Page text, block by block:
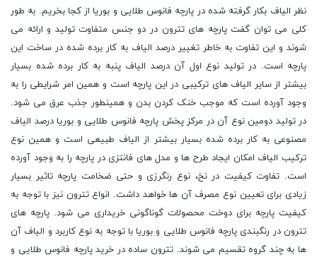
نظر الیاف بکار گرفته شده در پارچه فانوس طلایی و بوریا از کجا بخریم. به طور
کلی می توان گفت پارچه های تترون در دو جنس متفاوت تولید و ارائه می
شوند و این تفاوت به خاطر تغییر درصد الیاف به کار برده شده در ساخت این
پارچه است. در تولید نوع اول آن درصد الیاف پنبه به کار برده شده بسیار
بیشتر از سایر الیاف های ترکیبی در این پارچه است و همین امر شرایطی را به
وجود آورده است که موجب خنک کردن بدن و همینطور جذب عرق می شود.
در تولید دومین نوع آن در مرکز پخش پارچه فانوس طلایی و بوریا درصد الیاف
مصنوعی به کار برده شده بسیار بیشتر از الیاف طبیعی است و همین نوع
ترکیب الیاف امکان ایجاد طرح ها و مدل های فانتزی در پارچه را به وجود آورده
است. تفاوت کیفیت در نخ، نوع رنگرزی و حتی ضخامت پارچه تاثیر بسیار
زیادی برای تعیین نوع مصرف آن ها خواهد داشت. انواع تترون نیز با توجه به
کیفیت پارچه برای دوخت محصولات گوناگونی خریداری می شود. پارچه های
تترون در رنگبندی پارچه فانوس طلایی و بوریا با توجه به نوع کاربرد و الیاف آن
ها به چند گروه تقسیم می شوند. تترون ساده در خرید پارچه فانوس طلایی و